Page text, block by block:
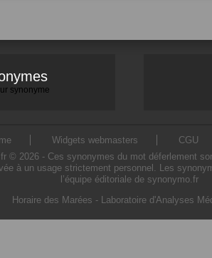
synonyme
Widgets webmasters CGU
© 2026 - Ces synonymes du mot déferlement
à un usage strictement personnel. Les
l’équipe éditoriale de synonymo.fr
Horaire des Marées - Laboratoire d'Analyses